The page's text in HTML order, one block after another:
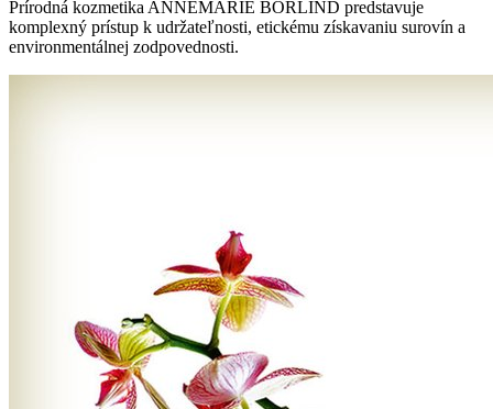
Prírodná kozmetika ANNEMARIE BÖRLIND predstavuje
komplexný prístup k udržateľnosti, etickému získavaniu surovín a
environmentálnej zodpovednosti.